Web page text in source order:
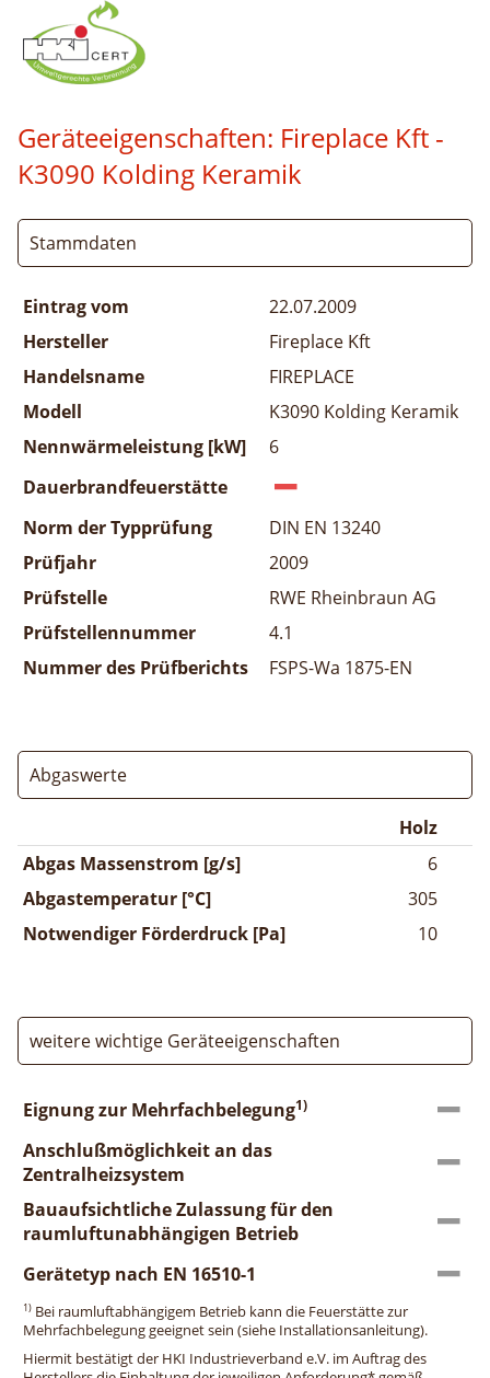
Geräteeigenschaften: Fireplace Kft -
K3090 Kolding Keramik
Stammdaten
Eintrag vom
22.07.2009
Hersteller
Fireplace Kft
Handelsname
FIREPLACE
Modell
K3090 Kolding Keramik
Nennwärmeleistung [kW]
6
Dauerbrandfeuerstätte
Norm der Typprüfung
DIN EN 13240
Prüfjahr
2009
Prüfstelle
RWE Rheinbraun AG
Prüfstellennummer
4.1
Nummer des Prüfberichts
FSPS-Wa 1875-EN
Abgaswerte
Holz
Abgas Massenstrom [g/s]
6
Abgastemperatur [°C]
305
Notwendiger Förderdruck [Pa]
10
weitere wichtige Geräteeigenschaften
Eignung zur Mehrfachbelegung1)
Anschlußmöglichkeit an das
Zentralheizsystem
Bauaufsichtliche Zulassung für den
raumluftunabhängigen Betrieb
Gerätetyp nach EN 16510-1
1) Bei raumluftabhängigem Betrieb kann die Feuerstätte zur
Mehrfachbelegung geeignet sein (siehe Installationsanleitung).
Hiermit bestätigt der HKI Industrieverband e.V. im Auftrag des